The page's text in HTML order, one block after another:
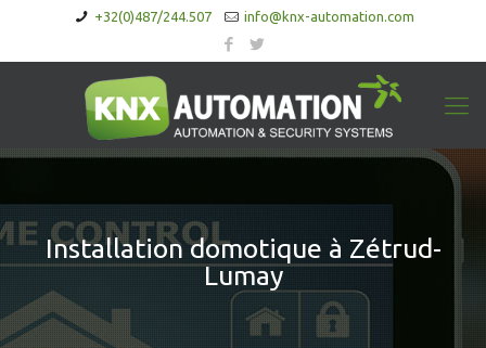
+32(0)487/244.507 info@knx-automation.com
Installation domotique à Zétrud-
Lumay